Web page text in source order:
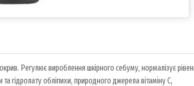
Регулює вироблення шкірного себуму, нормалізує
гідролату обліпихи, природного джерела вітаміну С,